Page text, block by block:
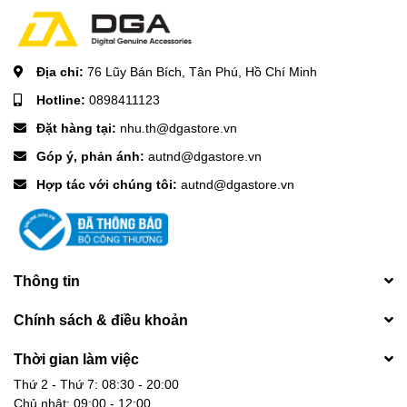
Địa chỉ: 76 Lũy Bán Bích, Tân Phú, Hồ Chí Minh
Hotline: 0898411123
Đặt hàng tại: nhu.th@dgastore.vn
Góp ý, phản ánh: autnd@dgastore.vn
Hợp tác với chúng tôi: autnd@dgastore.vn
Thông tin
Chính sách & điều khoản
Thời gian làm việc
Thứ 2 - Thứ 7: 08:30 - 20:00
Chủ nhật: 09:00 - 12:00